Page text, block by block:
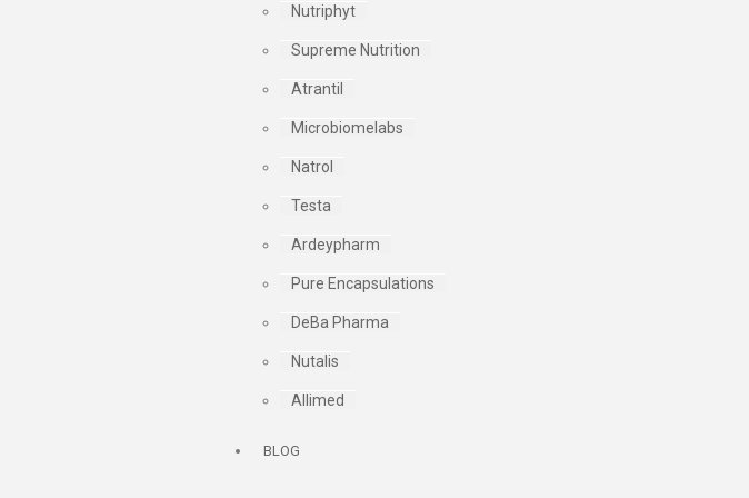
Nutriphyt
Supreme Nutrition
Atrantil
Microbiomelabs
Natrol
Testa
Ardeypharm
Pure Encapsulations
DeBa Pharma
Nutalis
Allimed
BLOG